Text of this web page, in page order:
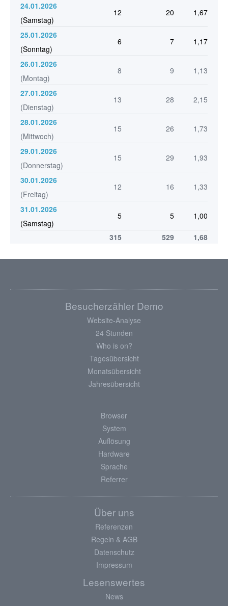
24.01.2026
(Samstag)
12 20 1,67
25.01.2026
(Sonntag)
6 7 1,17
26.01.2026
(Montag)
8 9 1,13
27.01.2026
(Dienstag)
13 28 2,15
28.01.2026
(Mittwoch)
15 26 1,73
29.01.2026
(Donnerstag)
15 29 1,93
30.01.2026
(Freitag)
12 16 1,33
31.01.2026
(Samstag)
5 5 1,00
315 529 1,68
Besucherzähler Demo
Website-Analyse
24 Stunden
Who is on?
Tagesübersicht
Monatsübersicht
Jahresübersicht
Browser
System
Auflösung
Hardware
Sprache
Referrer
Über uns
Referenzen
Regeln & AGB
Datenschutz
Impressum
Lesenswertes
News